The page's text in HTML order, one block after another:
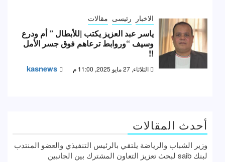
الاخبار رئيسى مقالات
ياسر عبد العزيز يكتب |للأبطال ” أم ودرع
وسيف “وروابط ترعاهم فوق جسر الأمل
!!
الثلاثاء, 27 مايو 2025, 11:00 م kasnews
أحدث المقالات
وزير الشباب والرياضة يلتقي بالرئيس التنفيذي والعضو المنتدب
لبنك saib لبحث تعزيز التعاون المشترك بين الجانبين